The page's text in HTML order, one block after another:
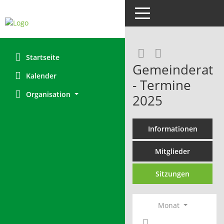
Startseite
Kalender
Organisation
Toggle navigation
Gemeinderat
- Termine
2025
Informationen
Mitglieder
Sitzungen
Monat